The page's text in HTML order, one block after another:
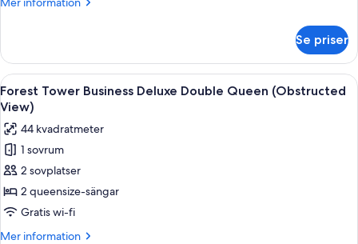
King
Tower
Business
Deluxe
King
(Obstructed
View)
Se priser
Öppna
alla
foton
för
Forest
Tower
Business
Deluxe
Double
Ett hotellrum med två sängar, ett
4
Forest Tower Business Deluxe Double Queen (Obstructed
View)
44 kvadratmeter
1 sovrum
2 sovplatser
2 queensize-sängar
Gratis wi-fi
Mer information
Mer